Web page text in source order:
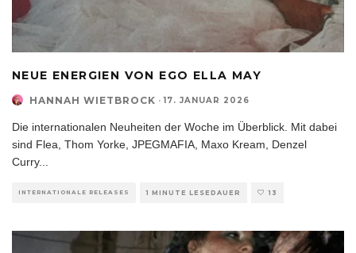
NEUE ENERGIEN VON EGO ELLA MAY
HANNAH WIETBROCK · 17. JANUAR 2026
Die internationalen Neuheiten der Woche im Überblick. Mit dabei
sind Flea, Thom Yorke, JPEGMAFIA, Maxo Kream, Denzel
Curry...
INTERNATIONALE RELEASES 1 MINUTE LESEDAUER 13